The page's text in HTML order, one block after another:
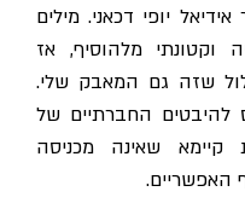
יופי דכאני. מילים
מלהוסיף, אז
גם המאבק שלי.
החברתיים של
שאינה מכניסה